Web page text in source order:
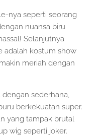
nya seperti seorang
nuansa biru
Selanjutnya
adalah kostum show
meriah dengan
sederhana,
berkekuatan super.
yang tampak brutal
wig seperti joker.